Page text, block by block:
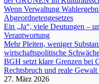
Wenn Verwaltung
Abgeordnetengesetzes
Ein „Ja“, viele Deutungen –
Verantwortung
Mehr Pleiten, weniger
wirtschaftspolitische
BGH setzt klare Grenzen bei
Rechtsbruch und reale Gewalt
27. März 2026